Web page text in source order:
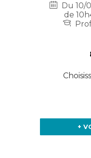
Du 10/
de
+